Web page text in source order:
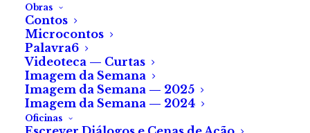
Obras
Contos
Microcontos
Palavra6
Videoteca — Curtas
Imagem da Semana
Imagem da Semana — 2025
Imagem da Semana — 2024
Oficinas
Destaque FilmTwist
Filmes recomendados
pela Fábrica do